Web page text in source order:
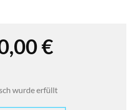
€
wurde erfüllt